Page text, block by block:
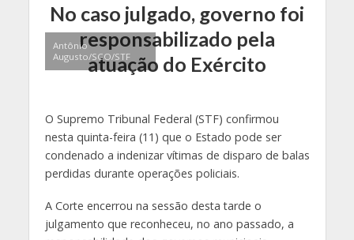
No caso julgado, governo foi
responsabilizado pela
atuação do Exército
Antônio
Augusto/SCO/STF
O Supremo Tribunal Federal (STF) confirmou
nesta quinta-feira (11) que o Estado pode ser
condenado a indenizar vítimas de disparo de balas
perdidas durante operações policiais.
A Corte encerrou na sessão desta tarde o
julgamento que reconheceu, no ano passado, a